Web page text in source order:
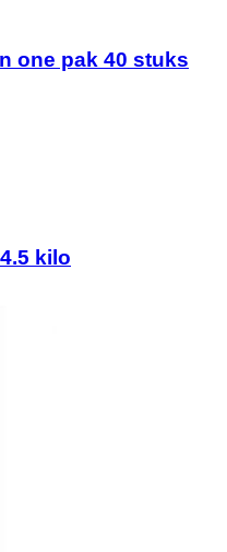
one pak 40 stuks
kilo